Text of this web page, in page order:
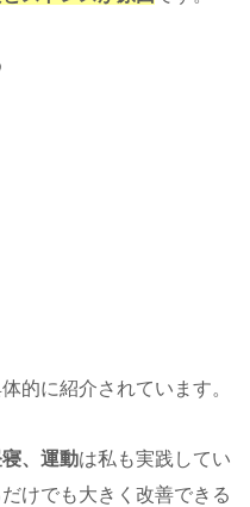
的に紹介されています。
、運動は私も実践してい
けでも大きく改善できる